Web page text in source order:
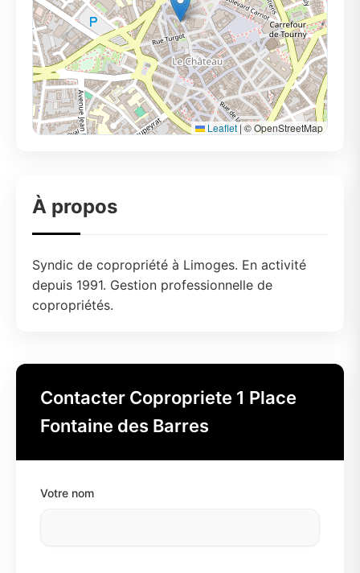
Leaflet |© OpenStreetMap
À propos
Syndic de copropriété à Limoges. En activité
depuis 1991. Gestion professionnelle de
copropriétés.
Contacter Copropriete 1 Place
Fontaine des Barres
Votre nom